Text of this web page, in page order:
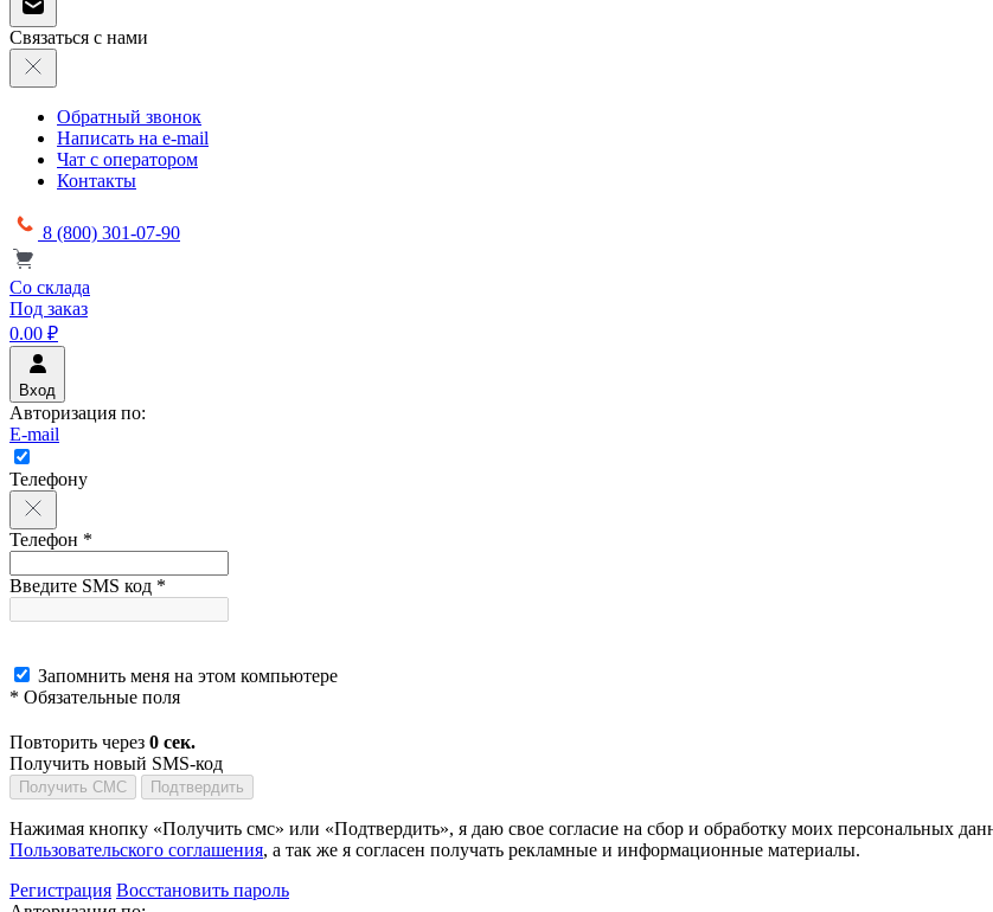
Связаться с нами
Обратный звонок
Написать на e-mail
Чат с оператором
Контакты
8 (800) 301-07-90
Со склада
Под заказ
0.00 ₽
Вход
Авторизация по:
E-mail
Телефону
Телефон *
Введите SMS код *
Запомнить меня на этом компьютере
* Обязательные поля
Повторить через 0 сек.
Получить новый SMS-код
Получить СМС Подтвердить
Нажимая кнопку «Получить смс» или «Подтвердить», я даю свое согласие на сбор и обработку моих персональных
Пользовательского соглашения, а так же я согласен получать рекламные и информационные материалы.
Регистрация Восстановить пароль